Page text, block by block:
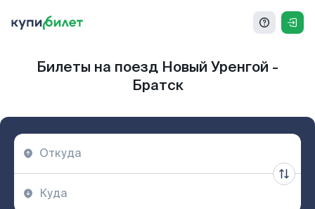
Билеты на поезд Новый Уренгой -
Братск